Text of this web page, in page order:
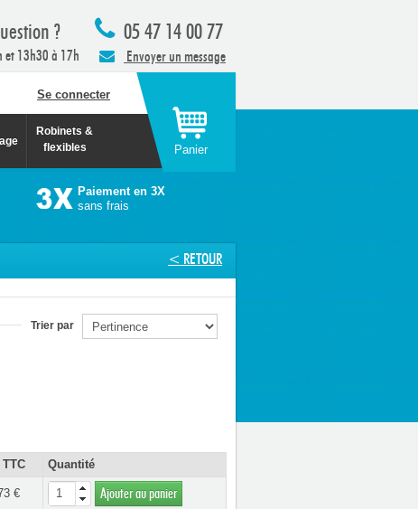
05 47 14 00 77
Envoyer un message
?
et 13h30 à 17h
Se connecter
Robinets &
flexibles
Panier
Paiement en 3X
sans frais
< RETOUR
Trier par
Quantité
€ Ajouter au panier